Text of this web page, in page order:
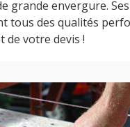
grande envergure.
tous des qualités
de votre devis !